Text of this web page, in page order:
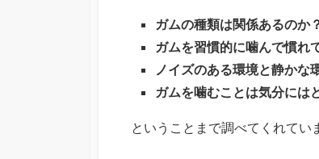
ガムの種類は関係あるのか
ガムを習慣的に噛んで慣れ
ノイズのある環境と静かな
ガムを噛むことは気分には
ということまで調べてくれてい